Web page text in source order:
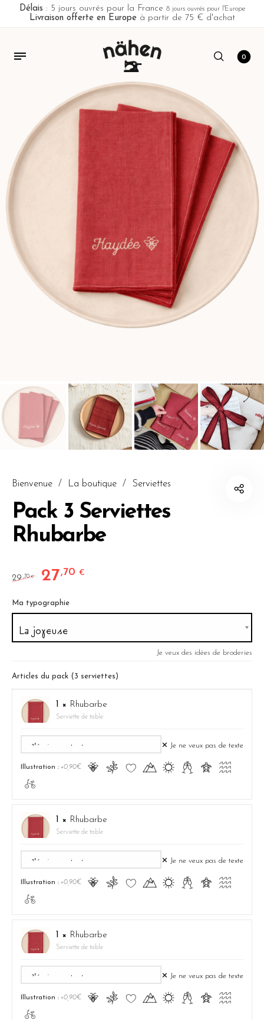
Délais : 5 jours ouvrés pour la France 8 jours ouvrés pour l'Europe
Livraison offerte en Europeà partir de 75 € d'achat
0
Bienvenue / La boutique / Serviettes
Pack 3 Serviettes
Rhubarbe
29 ,70€ Le prix initial était : 29,70 €.
27,70 €
Ma typographie
Je veux des idées de broderies
Articles du pack (3 serviettes)
1 × Rhubarbe
Serviette de table
✕ Je ne veux pas de texte
Illustration : +0,90€ Ā ă Ĉ Ă ą Ć ć Ą
ā
1 × Rhubarbe
Serviette de table
✕ Je ne veux pas de texte
Illustration : +0,90€ Ā ă Ĉ Ă ą Ć ć Ą
ā
1 × Rhubarbe
Serviette de table
✕ Je ne veux pas de texte
Illustration : +0,90€ Ā ă Ĉ Ă ą Ć ć Ą
ā